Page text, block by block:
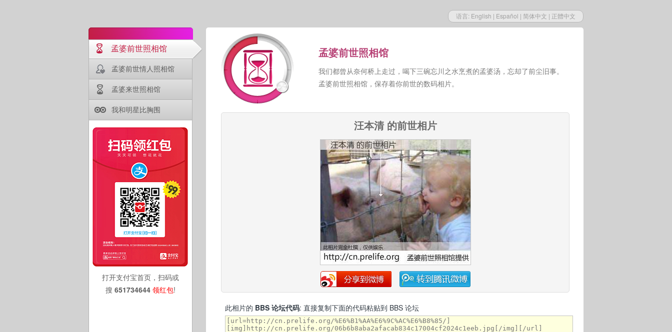
语言: English | Español | 简体中文 | 正體中文
孟婆前世照相馆
孟婆前世情人照相馆
孟婆来世照相馆
我和明星比胸围
打开支付宝首页，扫码或
搜 651734644 领红包!
孟婆前世照相馆
我们都曾从奈何桥上走过，喝下三碗忘川之水烹煮的孟婆汤，忘却了前尘旧事。
孟婆前世照相馆，保存着你前世的数码相片。
汪本清 的前世相片
此相片的 BBS 论坛代码: 直接复制下面的代码粘贴到 BBS 论坛